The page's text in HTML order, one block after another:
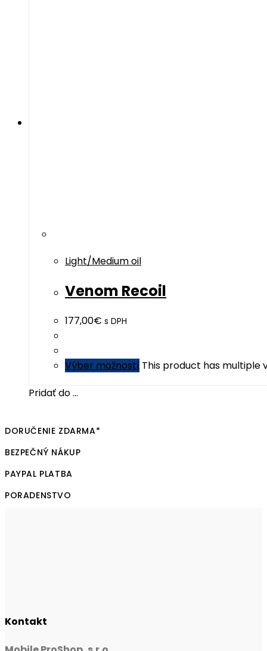
Light/Medium oil
Venom Recoil
177,00€ s DPH
Výber možností This product has multiple
Pridať do ...
DORUČENIE ZDARMA*
BEZPEČNÝ NÁKUP
PAYPAL PLATBA
PORADENSTVO
Kontakt